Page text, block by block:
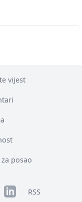
vijest
posao
LinkedInRSS